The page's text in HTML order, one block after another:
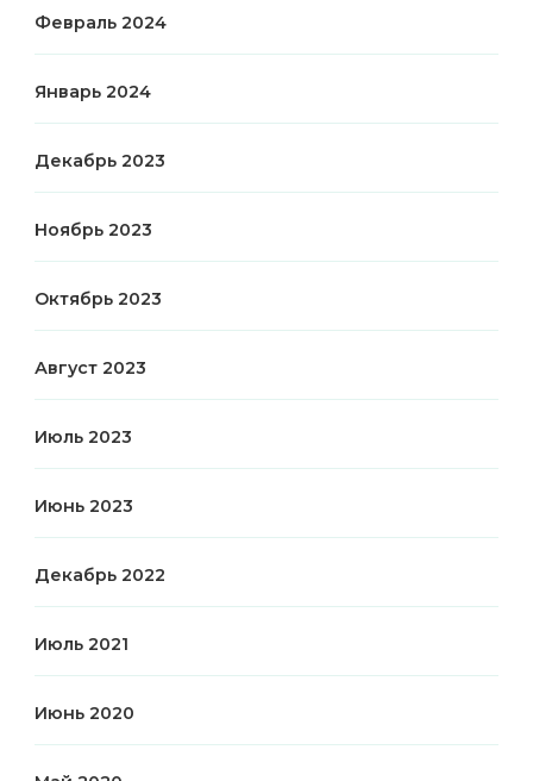
Февраль 2024
Январь 2024
Декабрь 2023
Ноябрь 2023
Октябрь 2023
Август 2023
Июль 2023
Июнь 2023
Декабрь 2022
Июль 2021
Июнь 2020